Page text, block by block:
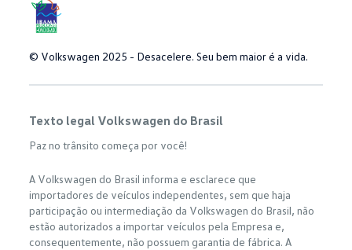
© Volkswagen 2025 - Desacelere. Seu bem maior é a vida.
Texto legal Volkswagen do Brasil
Paz no trânsito começa por você!
A Volkswagen do Brasil informa e esclarece que
importadores de veículos independentes, sem que haja
participação ou intermediação da Volkswagen do Brasil, não
estão autorizados a importar veículos pela Empresa e,
consequentemente, não possuem garantia de fábrica. A